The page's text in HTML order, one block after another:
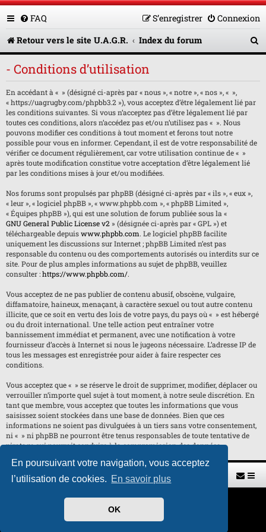
En poursuivant votre navigation, vous acceptez
l’utilisation de cookies. En savoir plus
OK
FAQ Connexion
S’enregistrer
Retour vers le site U.A.G.R.
Index du forum
e
- Conditions d’utilisation
En accédant à « » (désigné ci-après par « nous », « notre », « nos », « »,
« https://uagrugby.com/phpbb3.2 »), vous acceptez d’être légalement lié par
les conditions suivantes. Si vous n’acceptez pas d’être légalement lié par
toutes ces conditions, alors n’accédez pas et/ou n’utilisez pas « ». Nous
pouvons modifier ces conditions à tout moment et ferons tout notre
possible pour vous en informer. Cependant, il est de votre responsabilité de
vérifier ce document régulièrement, car votre utilisation continue de « »
après toute modification constitue votre acceptation d’être légalement lié
par les conditions mises à jour et/ou modifiées.
Nos forums sont propulsés par phpBB (désigné ci-après par « ils », « eux »,
« leur », « logiciel phpBB », « www.phpbb.com », « phpBB Limited »,
« Équipes phpBB »), qui est une solution de forum publiée sous la «
GNU General Public License v2 » (désignée ci-après par « GPL ») et
téléchargeable depuiswww.phpbb.com. Le logiciel phpBB facilite
uniquement les discussions sur Internet ; phpBB Limited n’est pas
responsable du contenu ou des comportements autorisés ou interdits sur ce
site. Pour de plus amples informations au sujet de phpBB, veuillez
consulter :https://www.phpbb.com/.
Vous acceptez de ne pas publier de contenu abusif, obscène, vulgaire,
diffamatoire, haineux, menaçant, à caractère sexuel ou tout autre contenu
illicite, que ce soit en vertu des lois de votre pays, du pays où « » est hébergé
ou du droit international. Une telle action peut entraîner votre
bannissement immédiat et permanent, avec une notification à votre
fournisseur d’accès à Internet si nous le jugeons nécessaire. L’adresse IP de
tous les messages est enregistrée pour aider à faire respecter ces
conditions.
Vous acceptez que « » se réserve le droit de supprimer, modifier, déplacer ou
verrouiller n’importe quel sujet à tout moment, à notre seule discrétion. En
tant que membre, vous acceptez que toutes les informations que vous
saisissez soient stockées dans une base de données. Bien que ces
informations ne soient pas divulguées à un tiers sans votre consentement,
ni « » ni phpBB ne pourront être tenus responsables de toute tentative de
piratage qui pourrait conduire à la compromission des données.
Retour vers le site U.A.G.R. Index du forum
Développé parphpBB® Forum Software © phpBB Limited
Traduit par
Style parH. DREUILHE avec l'aide de CABOT